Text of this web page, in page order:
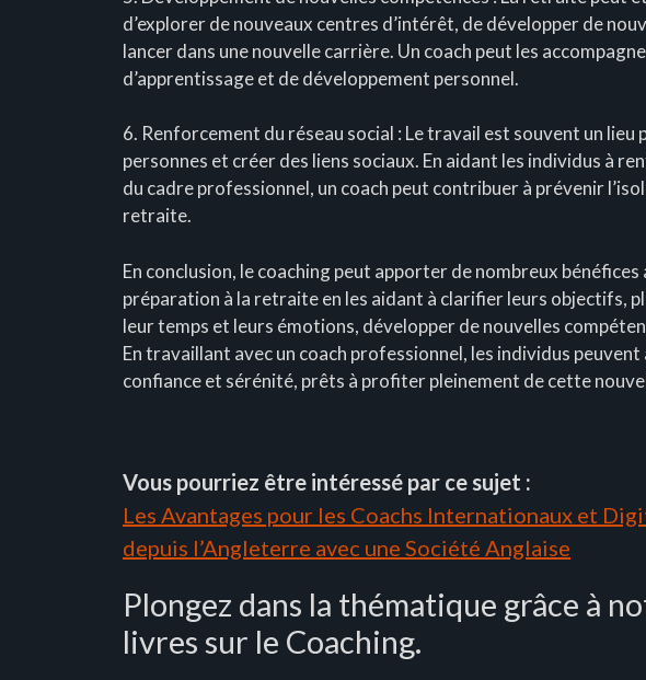
d’explorer de nouveaux centres d’intérêt, de développer de
lancer dans une nouvelle carrière. Un coach peut les
d’apprentissage et de développement personnel.
6. Renforcement du réseau social : Le travail est souvent un
personnes et créer des liens sociaux. En aidant les individus à
du cadre professionnel, un coach peut contribuer à prévenir
retraite.
En conclusion, le coaching peut apporter de nombreux bénéfices
préparation à la retraite en les aidant à clarifier leurs objectifs,
leur temps et leurs émotions, développer de nouvelles
En travaillant avec un coach professionnel, les individus
confiance et sérénité, prêts à profiter pleinement de cette
Vous pourriez être intéressé par ce sujet :
Les Avantages pour les Coachs Internationaux et
depuis l’Angleterre avec une Société Anglaise
Plongez dans la thématique grâce à
livres sur le Coaching.